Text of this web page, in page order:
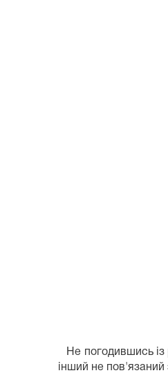
Не погодившись із
інший не пов'язаний